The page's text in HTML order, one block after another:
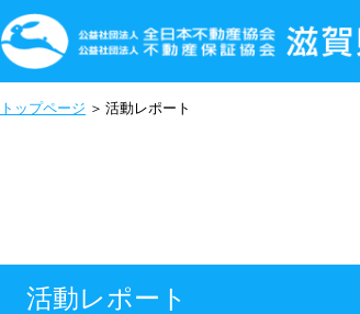
トップページ 活動レポート
活動レポート